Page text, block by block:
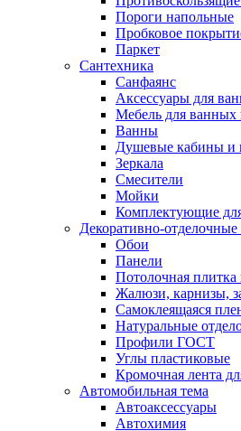
Пороги напольные
Пробковое
Паркет
Сантехника
Санфаянс
Аксессуары для
Мебель для ванных
Ванны
Душевые кабины и
Зеркала
Смесители
Мойки
Комплектующие
Декоративно-
Обои
Панели
Потолочная плитка
Жалюзи, карнизы,
Самоклеящаяся
Натуральные
Профили ГОСТ
Углы пластиковые
Кромочная лента
Автомобильная тема
Автоаксессуары
Автохимия